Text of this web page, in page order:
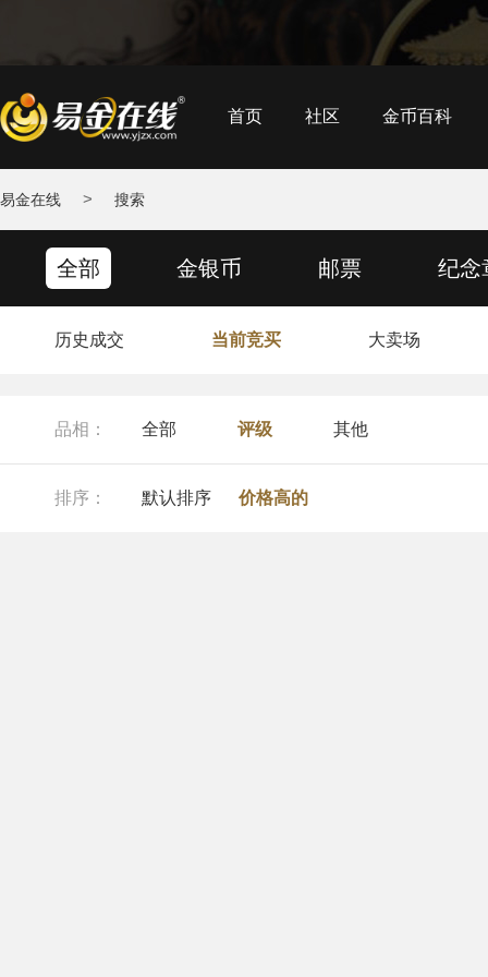
首页 社区 金币百科
易金在线 > 搜索
全部 金银币 邮票 纪念
历史成交 当前竞买 大卖场
品相： 全部 评级 其他
排序： 默认排序 价格高的